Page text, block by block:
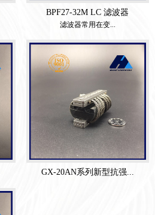
BPF27-32M LC 滤波器
滤波器常用在变...
GX-20AN系列新型抗强...